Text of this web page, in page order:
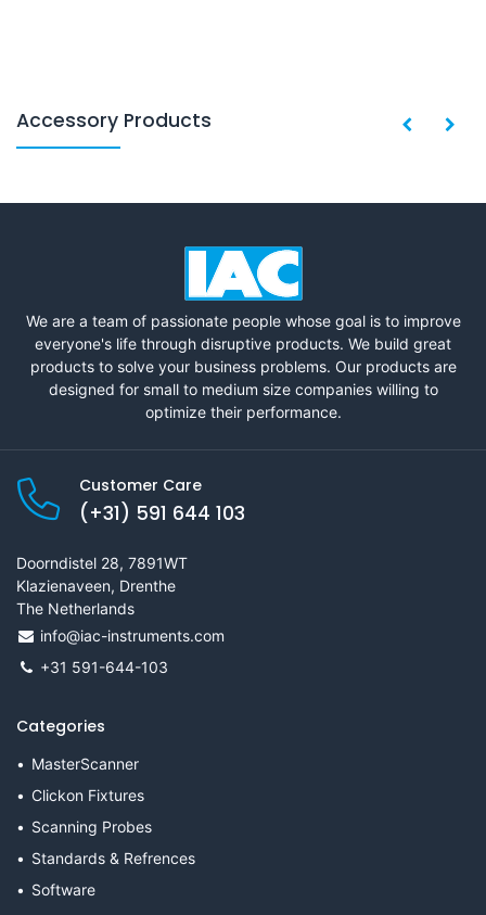
Accessory Products
We are a team of passionate people whose goal is to improve
everyone's life through disruptive products. We build great
products to solve your business problems. Our products are
designed for small to medium size companies willing to
optimize their performance.
Customer Care
(+31) 591 644 103
Doorndistel 28, 7891WT
Klazienaveen, Drenthe
The Netherlands
info@iac-instruments.com
+31 591-644-103
Categories
MasterScanner
Clickon Fixtures
Scanning Probes
Standards & Refrences
Software